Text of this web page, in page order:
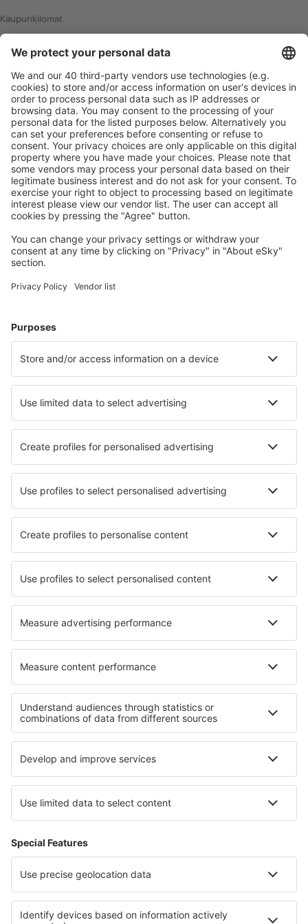
laajakaistayhteydet, joiden käytöstä ei peritä lisämaksua.
hotellikohtaisesti. Monet hotellit tarjoavat myös
langattomia WiFi-verkkoja. Niiden kautta pääsy verkkoon
saattaa olla jollain tavalla rajoitettua tai niiden käyttö
saattaa olla maksullista. Hotellihenkilökunta osaa
tarvittaessa kertoa verkoista ja niihin mahdollisesti
liittyvistä maksuista.
Kaupunkilomat
Lomamatkat
Majoitus
Lento+Hotelli
Hotellit
Autot
Jahti
Lauttamatkat
Tarjoukset
Vakuutus
Pysäköinti
Kuljetukset
Lue lisää
Mobiilisovellus
Lentotutka
Lentoyhtiöt
Suomalaiset lentoyhtiöt
Lentoyhtiöt - arvostelut
Lentoasemat
Lentokentät - arvostelut
FAQ - Hyvä tietää
Tietoa eSkysta
Tietoa meistä
Kumppanuusohjelma
Tuki ja yhteystiedot
Kansainväliset sivut